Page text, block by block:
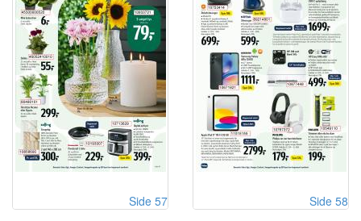
Side 57 Side 58